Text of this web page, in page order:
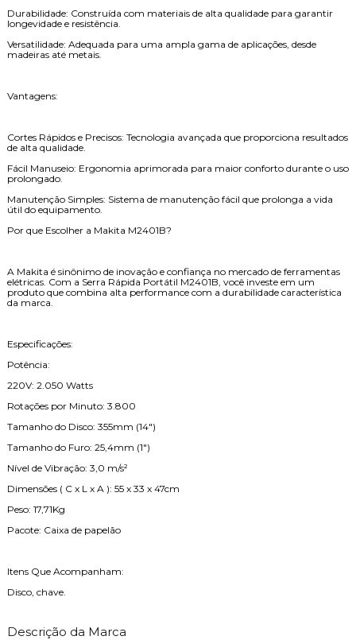
Durabilidade: Construída com materiais de alta qualidade para garantir
longevidade e resistência.
Versatilidade: Adequada para uma ampla gama de aplicações, desde
madeiras até metais.
Vantagens:
Cortes Rápidos e Precisos: Tecnologia avançada que proporciona resultados
de alta qualidade.
Fácil Manuseio: Ergonomia aprimorada para maior conforto durante o uso
prolongado.
Manutenção Simples: Sistema de manutenção fácil que prolonga a vida
útil do equipamento.
Por que Escolher a Makita M2401B?
A Makita é sinônimo de inovação e confiança no mercado de ferramentas
elétricas. Com a Serra Rápida Portátil M2401B, você investe em um
produto que combina alta performance com a durabilidade característica
da marca.
Especificações:
Potência:
220V: 2.050 Watts
Rotações por Minuto: 3.800
Tamanho do Disco: 355mm (14")
Tamanho do Furo: 25,4mm (1")
Nível de Vibração: 3,0 m/s²
Dimensões ( C x L x A ): 55 x 33 x 47cm
Peso: 17,71Kg
Pacote: Caixa de papelão
Itens Que Acompanham:
Disco, chave.
Descrição da Marca